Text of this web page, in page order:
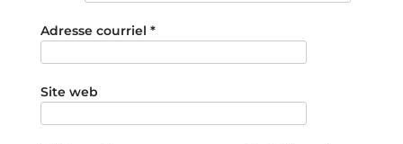
Adresse courriel *
Site web